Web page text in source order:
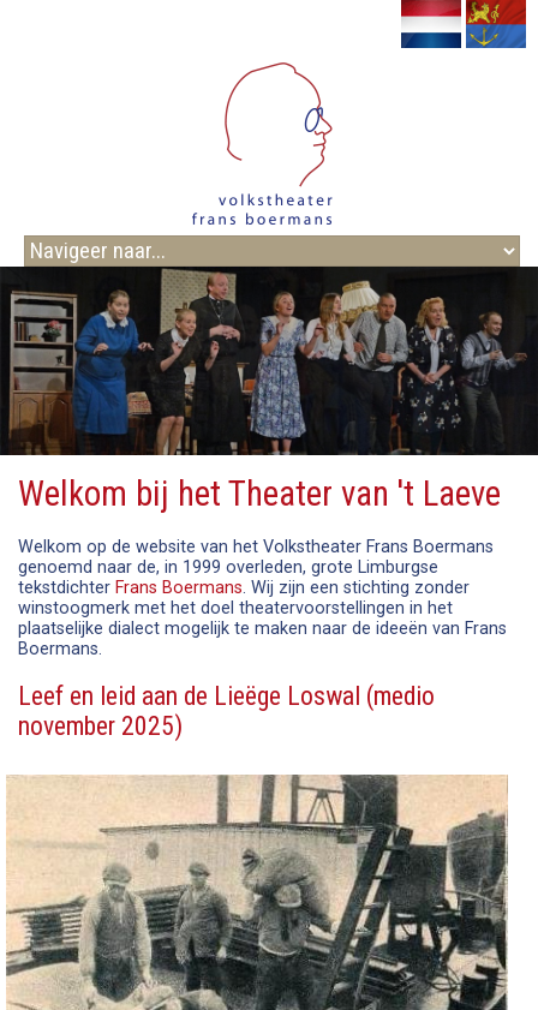
Welkom bij het Theater van 't Laeve
Welkom op de website van het Volkstheater Frans Boermans
genoemd naar de, in 1999 overleden, grote Limburgse
tekstdichter Frans Boermans. Wij zijn een stichting zonder
winstoogmerk met het doel theatervoorstellingen in het
plaatselijke dialect mogelijk te maken naar de ideeën van Frans
Boermans.
Leef en leid aan de Lieëge Loswal (medio
november 2025)